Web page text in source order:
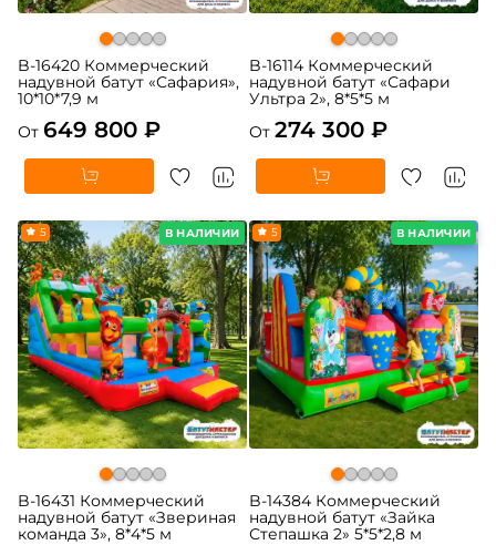
B-16420 Коммерческий
надувной батут «Сафария»,
10*10*7,9 м
От 649 800 ₽
B-16114 Коммерческий
надувной батут «Сафари
Ультра 2», 8*5*5 м
От 274 300 ₽
В НАЛИЧИИ
5
B-16431 Коммерческий
надувной батут «Звериная
команда 3», 8*4*5 м
В НАЛИЧИИ
5
B-14384 Коммерческий
надувной батут «Зайка
Степашка 2» 5*5*2,8 м